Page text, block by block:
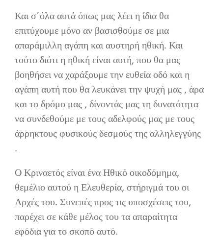
Και σ΄όλα αυτά όπως μας λέει η ίδια θα
επιτύχουμε μόνο αν βασισθούμε σε μια
απαράμιλλη αγάπη και αυστηρή ηθική. Και
τούτο διότι η ηθική είναι αυτή, που θα μας
βοηθήσει να χαράξουμε την ευθεία οδό και η
αγάπη αυτή που θα λευκάνει την ψυχή μας , άρα
και το δρόμο μας , δίνοντάς μας τη δυνατότητα
να συνδεθούμε με τους αδελφούς μας με τους
άρρηκτους φυσικούς δεσμούς της αλληλεγγύης
.
Ο Κριναετός είναι ένα Ηθικό οικοδόμημα,
θεμέλιο αυτού η Ελευθερία, στήριγμά του οι
Αρχές του. Συνεπές προς τις υποσχέσεις του,
παρέχει σε κάθε μέλος του τα απαραίτητα
εφόδια για το σκοπό αυτό.